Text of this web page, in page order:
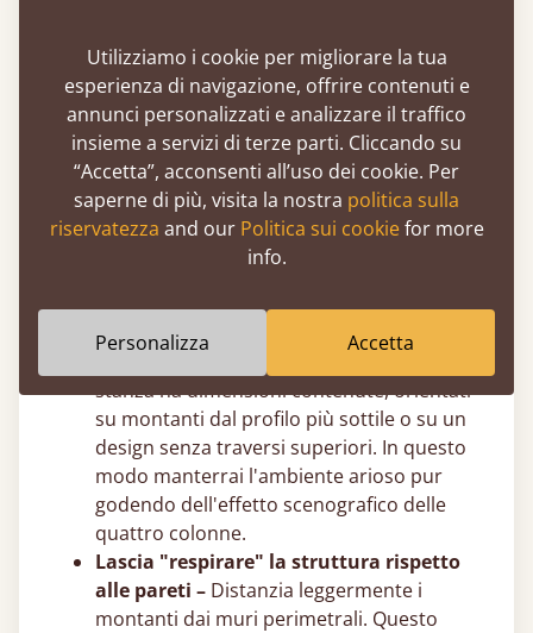
imponenti, ma i nostri falegnami possono
facilmente accorciare i montanti per
garantire una proporzione perfetta.
Usa i feltrini protettivi sui pavimenti
delicati –A causa della struttura aerea
superiore, un letto a baldacchino in legno
pesa più di un modello standard.
Consigliamo di applicare feltrini resistenti
parquet, resina o gres porcellanato dal
peso concentrato.
stanza ha dimensioni contenute, orientati
su montanti dal profilo più sottile o su un
design senza traversi superiori. In questo
modo manterrai l'ambiente arioso pur
godendo dell'effetto scenografico delle
quattro colonne.
Lascia "respirare" la struttura rispetto
alle pareti – Distanzia leggermente i
montanti dai muri perimetrali. Questo
Utilizziamo i cookie per migliorare la tua
esperienza di navigazione, offrire contenuti e
annunci personalizzati e analizzare il traffico
insieme a servizi di terze parti. Cliccando su
“Accetta”, acconsenti all’uso dei cookie. Per
saperne di più, visita la nostra politica sulla
riservatezza and our Politica sui cookiefor more
info.
Personalizza Accetta